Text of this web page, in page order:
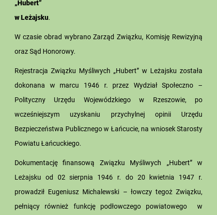
„Hubert”
w Leżajsku.
W czasie obrad wybrano Zarząd Związku, Komisję Rewizyjną
oraz Sąd Honorowy.
Rejestracja Związku Myśliwych „Hubert” w Leżajsku została
dokonana w marcu 1946 r. przez Wydział Społeczno –
Polityczny Urzędu Wojewódzkiego w Rzeszowie, po
wcześniejszym uzyskaniu przychylnej opinii Urzędu
Bezpieczeństwa Publicznego w Łańcucie, na wniosek Starosty
Powiatu Łańcuckiego.
Dokumentację finansową Związku Myśliwych „Hubert” w
Leżajsku od 02 sierpnia 1946 r. do 20 kwietnia 1947 r.
prowadził Eugeniusz Michalewski – łowczy tegoż Związku,
pełniący również funkcję podłowczego powiatowego w